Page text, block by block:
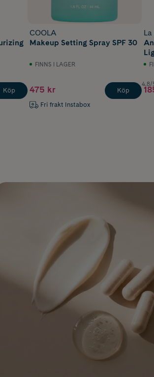
Köp
COOLA
Makeup Setting Spray SPF 30
FINNS I LAGER
475 kr
Fri frakt Instabox
Köp
4.8/